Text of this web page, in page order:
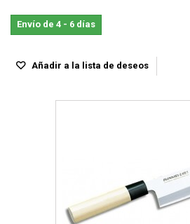
Envío de 4 - 6 días
Añadir a la lista de deseos